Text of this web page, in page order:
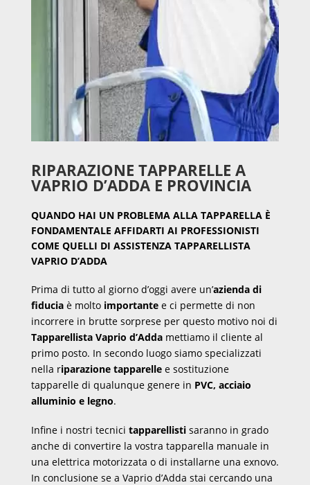
RIPARAZIONE TAPPARELLE A
VAPRIO D’ADDA E PROVINCIA
QUANDO HAI UN PROBLEMA ALLA TAPPARELLA È
FONDAMENTALE AFFIDARTI AI PROFESSIONISTI
COME QUELLI DI ASSISTENZA TAPPARELLISTA
VAPRIO D’ADDA
Prima di tutto al giorno d’oggi avere un’azienda di
fiduciaè molto importantee ci permette di non
incorrere in brutte sorprese per questo motivo noi di
Tapparellista Vaprio d’Addamettiamo il cliente al
primo posto. In secondo luogo siamo specializzati
nella riparazione tapparellee sostituzione
tapparelle di qualunque genere in PVC, acciaio
alluminio e legno.
Infine i nostri tecnici tapparellistisaranno in grado
anche di convertire la vostra tapparella manuale in
una elettrica motorizzata o di installarne una exnovo.
In conclusione se a Vaprio d’Adda stai cercando una